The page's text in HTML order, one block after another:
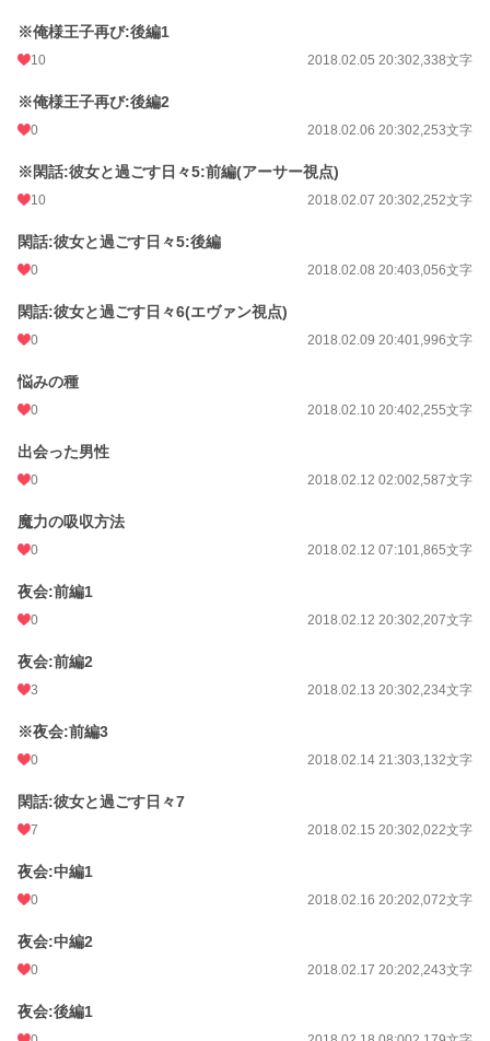
※俺様王子再び:後編1
10 2018.02.05 20:302,338文字
※俺様王子再び:後編2
0 2018.02.06 20:302,253文字
※閑話:彼女と過ごす日々5:前編(アーサー視点)
10 2018.02.07 20:302,252文字
閑話:彼女と過ごす日々5:後編
0 2018.02.08 20:403,056文字
閑話:彼女と過ごす日々6(エヴァン視点)
0 2018.02.09 20:401,996文字
悩みの種
0 2018.02.10 20:402,255文字
出会った男性
0 2018.02.12 02:002,587文字
魔力の吸収方法
0 2018.02.12 07:101,865文字
夜会:前編1
0 2018.02.12 20:302,207文字
夜会:前編2
3 2018.02.13 20:302,234文字
※夜会:前編3
0 2018.02.14 21:303,132文字
閑話:彼女と過ごす日々7
7 2018.02.15 20:302,022文字
夜会:中編1
0 2018.02.16 20:202,072文字
夜会:中編2
0 2018.02.17 20:202,243文字
夜会:後編1